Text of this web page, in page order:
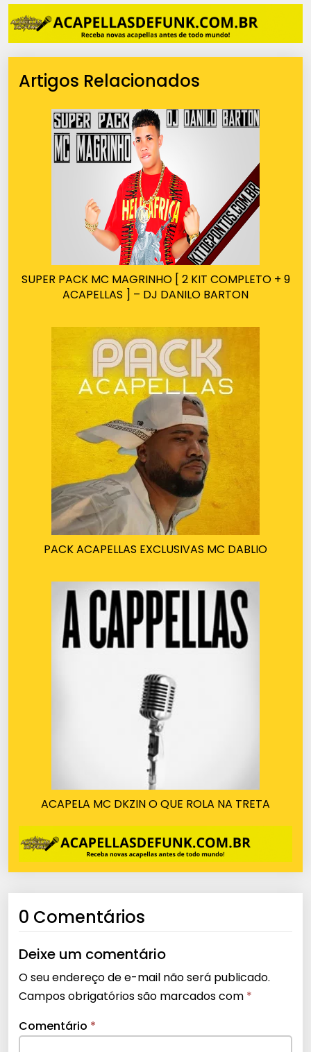
Artigos Relacionados
SUPER PACK MC MAGRINHO [ 2 KIT COMPLETO + 9
ACAPELLAS ] – DJ DANILO BARTON
PACK ACAPELLAS EXCLUSIVAS MC DABLIO
ACAPELA MC DKZIN O QUE ROLA NA TRETA
0 Comentários
Deixe um comentário
O seu endereço de e-mail não será publicado.
Campos obrigatórios são marcados com *
Comentário *